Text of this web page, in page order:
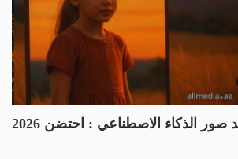
الذكاء الاصطناعي : احتضن 2026